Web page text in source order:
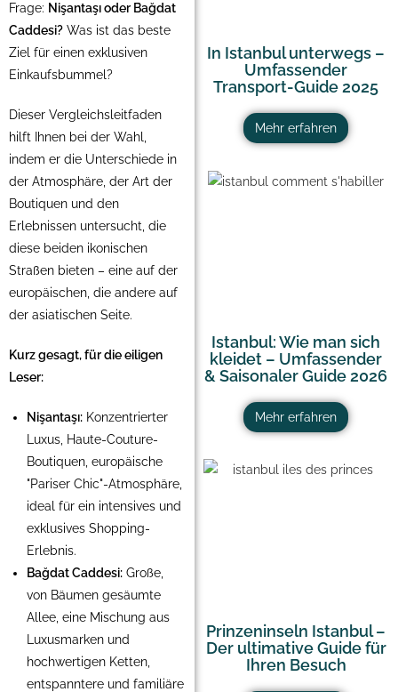
In Istanbul unterwegs –
Umfassender
Transport-Guide 2025
Mehr erfahren
Istanbul: Wie man sich
kleidet – Umfassender
& Saisonaler Guide 2026
Mehr erfahren
Prinzeninseln Istanbul –
Der ultimative Guide für
Ihren Besuch
Frage: Nişantaşı oder Bağdat
Caddesi? Was ist das beste
Ziel für einen exklusiven
Einkaufsbummel?
Dieser Vergleichsleitfaden
hilft Ihnen bei der Wahl,
indem er die Unterschiede in
der Atmosphäre, der Art der
Boutiquen und den
Erlebnissen untersucht, die
diese beiden ikonischen
Straßen bieten – eine auf der
europäischen, die andere auf
der asiatischen Seite.
Kurz gesagt, für die eiligen
Leser:
Nişantaşı: Konzentrierter
Luxus, Haute-Couture-
Boutiquen, europäische
"Pariser Chic"-Atmosphäre,
ideal für ein intensives und
exklusives Shopping-
Erlebnis.
Bağdat Caddesi: Große,
von Bäumen gesäumte
Allee, eine Mischung aus
Luxusmarken und
hochwertigen Ketten,
entspanntere und familiäre